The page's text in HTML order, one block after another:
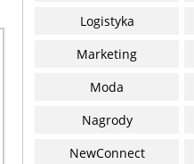
Logistyka
Marketing
Moda
Nagrody
NewConnect